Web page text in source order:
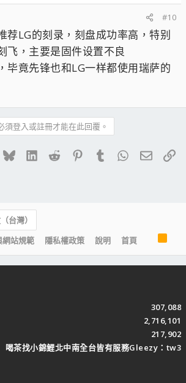
#10
荐LG的刻录，刻盘成功率高，特别
飞，主要是固件设置不良
毕竟先锋也和LG一样都使用瑞萨的
須登入或註冊才能在此回覆。
BlueskyLinkedIn
Reddit PinterestTumblrWhatsApp
電子
台灣）
網站規範 隱私權政策 說明 首頁
S
307,088
2,716,101
217,902
喝茶找小錦鯉北中南全台皆有服務Gleezy：tw3